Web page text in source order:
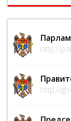
http://
http://